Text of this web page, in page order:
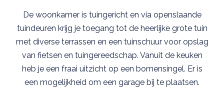
De woonkamer is tuingericht en via openslaande
tuindeuren krijg je toegang tot de heerlijke grote tuin
met diverse terrassen en een tuinschuur voor opslag
van fietsen en tuingereedschap. Vanuit de keuken
heb je een fraai uitzicht op een bomensingel. Er is
een mogelijkheid om een garage bij te plaatsen.